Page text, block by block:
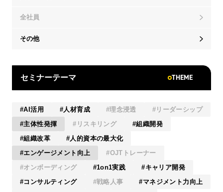
全社員
その他
セミナーテーマ THEME
AI活用 人材育成 理念浸透
リーダーシップ
主体性発揮
リスキリング
組織開発
組織改革
人的資本の最大化
エンゲージメント向上
OJTトレーナー
オンボーディング
1on1実践
キャリア開発
コンサルティング
戦略人事 マネジメント力向上